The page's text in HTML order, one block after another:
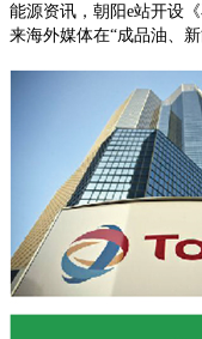
能源资讯，朝阳e站开设
来海外媒体在“成品油、